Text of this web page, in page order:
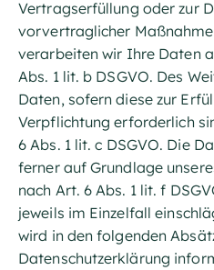
Vertragserfüllung oder zur
vorvertraglicher
verarbeiten wir Ihre Daten
Abs. 1 lit. b DSGVO. Des
Daten, sofern diese zur
Verpflichtung erforderlich
6 Abs. 1 lit. c DSGVO. Die
ferner auf Grundlage
nach Art. 6 Abs. 1 lit. f
jeweils im Einzelfall
wird in den folgenden
Datenschutzerklärung